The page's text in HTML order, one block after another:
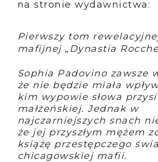
na stronie wydawnictwa:
Pierwszy tom
mafijnej „Dynastia
Sophia Padovino zawsze
że nie będzie miała
kim wypowie słowa
małżeńskiej. Jednak w
najczarniejszych snach
że jej przyszłym mężem
książę przestępczego
chicagowskiej mafii.